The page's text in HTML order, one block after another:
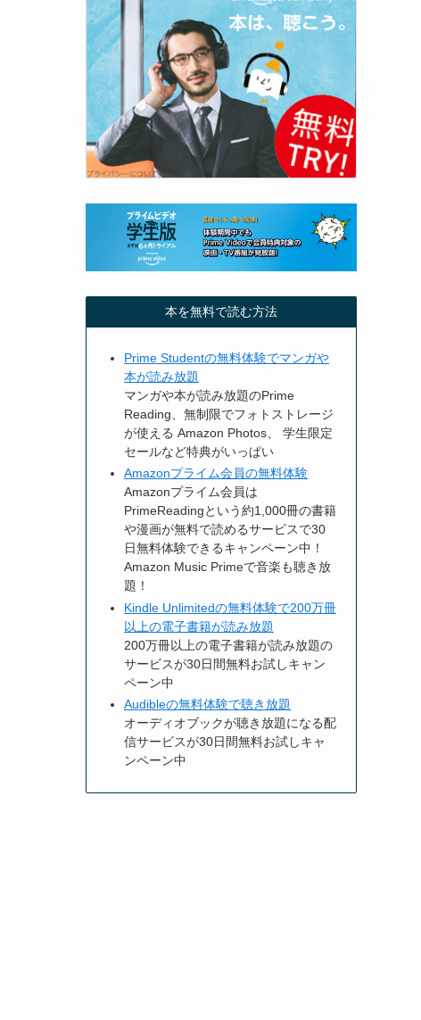
本を無料で読む方法
Prime Studentの無料体験でマンガや
本が読み放題
マンガや本が読み放題のPrime
Reading、無制限でフォトストレージ
が使える Amazon Photos、 学生限定
セールなど特典がいっぱい
Amazonプライム会員の無料体験
Amazonプライム会員は
PrimeReadingという約1,000冊の書籍
や漫画が無料で読めるサービスで30
日無料体験できるキャンペーン中！
Amazon Music Primeで音楽も聴き放
題！
Kindle Unlimitedの無料体験で200万冊
以上の電子書籍が読み放題
200万冊以上の電子書籍が読み放題の
サービスが30日間無料お試しキャン
ペーン中
Audibleの無料体験で聴き放題
オーディオブックが聴き放題になる配
信サービスが30日間無料お試しキャ
ンペーン中